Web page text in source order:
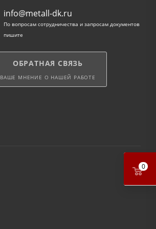
info@metall-dk.ru
По вопросам сотрудничества и запросам документов
пишите
ОБРАТНАЯ СВЯЗЬ
ВАШЕ МНЕНИЕ О НАШЕЙ РАБОТЕ
0